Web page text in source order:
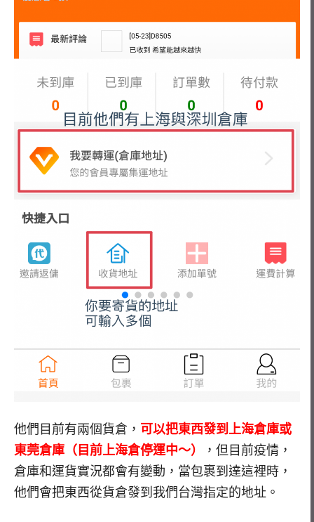
他們目前有兩個貨倉， 可以把東西發到上海倉庫或
東莞倉庫（目前上海倉停運中～）
，但目前疫情，
倉庫和運貨實況都會有變動，當包裹到達這裡時，
他們會把東西從貨倉發到我們台灣指定的地址。